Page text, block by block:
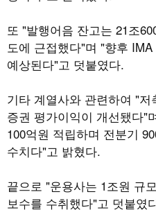
또 "발행어음 잔고는 21조
도에 근접했다"며 "향후
예상된다"고 덧붙였다.
기타 계열사와 관련하여 "
증권 평가이익이 개선됐다"
100억원 적립하며 전분기
수치다"고 밝혔다.
끝으로 "운용사는 1조원 규
보수를 수취했다"고 덧붙였